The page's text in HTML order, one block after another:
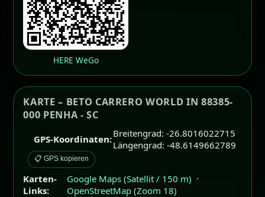
HERE WeGo
KARTE – BETO CARRERO WORLD IN 88385-
000 PENHA - SC
GPS-Koordinaten:Breitengrad: -26.8016022715
Längengrad: -48.6149662789
📋 GPS kopieren
Karten-
Links:
Google Maps (Satellit / 150 m) ·
OpenStreetMap (Zoom 18)